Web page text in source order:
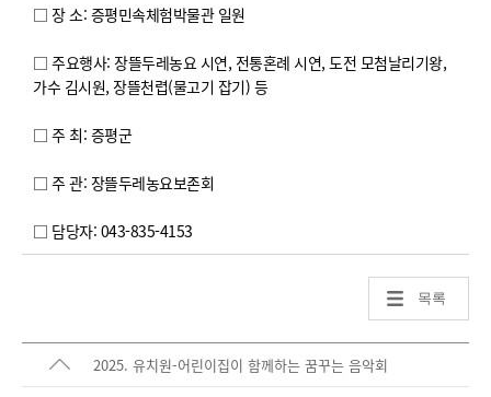
□ 장 소: 증평민속체험박물관 일원
□ 주요행사: 장뜰두레농요 시연, 전통혼례 시연, 도전 모첨날리기왕,
가수 김시원, 장뜰천렵(물고기 잡기) 등
□ 주 최: 증평군
□ 주 관: 장뜰두레농요보존회
□ 담당자: 043-835-4153
목록
2025. 유치원-어린이집이 함께하는 꿈꾸는 음악회